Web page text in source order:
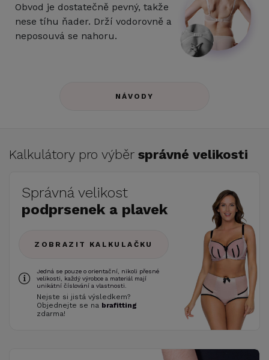
Obvod je dostatečně pevný, takže
nese tíhu ňader. Drží vodorovně a
neposouvá se nahoru.
NÁVODY
Kalkulátory pro výběr správné velikosti
Správná velikost
podprsenek a plavek
ZOBRAZIT KALKULAČKU
Jedná se pouze o orientační, nikoli přesné
velikosti, každý výrobce a materiál mají
unikátní číslování a vlastnosti.
Nejste si jistá výsledkem?
Objednejte se na brafitting
zdarma!